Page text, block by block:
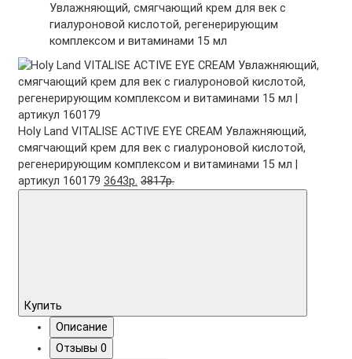
Увлажняющий, смягчающий крем для век с
гиалуроновой кислотой, регенерирующим
комплексом и витаминами 15 мл
Holy Land VITALISE ACTIVE EYE CREAM Увлажняющий,
смягчающий крем для век с гиалуроновой кислотой,
регенерирующим комплексом и витаминами 15 мл |
артикул 160179 3643р. 3817р.
Купить
Описание
Отзывы 0